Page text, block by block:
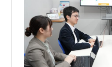
していける環境は整っていま
”働いてみると魅力がわかる”
採用担当者である私たちは
びを活かし当社でどう成長